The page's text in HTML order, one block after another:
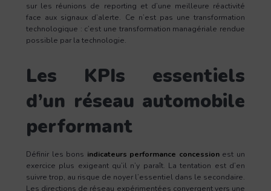
sur les réunions de reporting et d’une meilleure réactivité
face aux signaux d’alerte. Ce n’est pas une transformation
technologique : c’est une transformation managériale rendue
possible par la technologie.
Les KPIs essentiels
d’un réseau automobile
performant
Définir les bons indicateurs performance concessionest un
exercice plus exigeant qu’il n’y paraît. La tentation est d’en
suivre trop, au risque de noyer l’essentiel dans le secondaire.
Les directions de réseau expérimentées convergent vers une